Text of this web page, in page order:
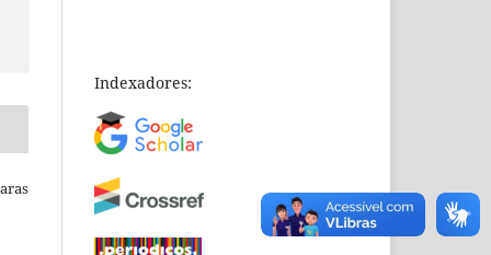
Indexadores: